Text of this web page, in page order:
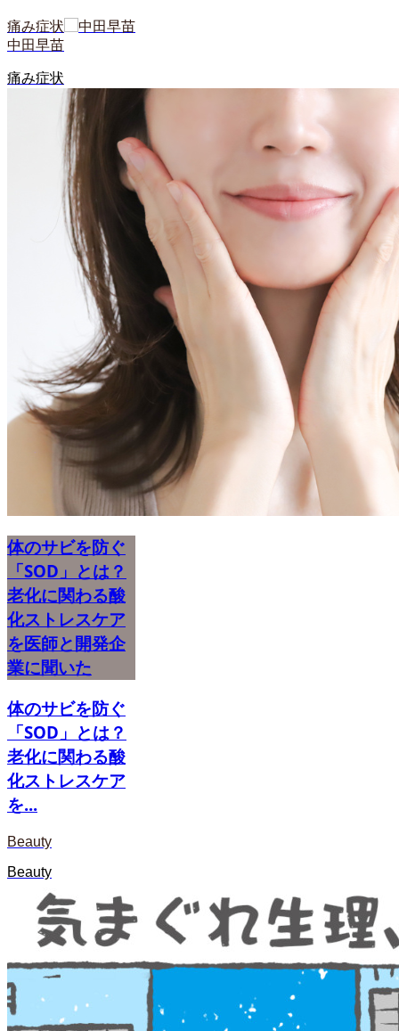
痛み症状
中田早苗
痛み症状
体のサビを防ぐ
「SOD」とは？
老化に関わる酸
化ストレスケア
を医師と開発企
業に聞いた
体のサビを防ぐ
「SOD」とは？
老化に関わる酸
化ストレスケア
を...
Beauty
Beauty